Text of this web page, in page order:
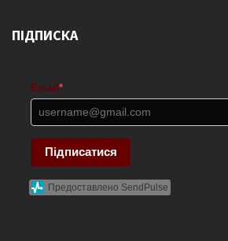
ПІДПИСКА
Email *
Підписатися
Предоставлено SendPulse